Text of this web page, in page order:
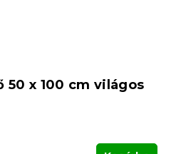
x 100 cm világos